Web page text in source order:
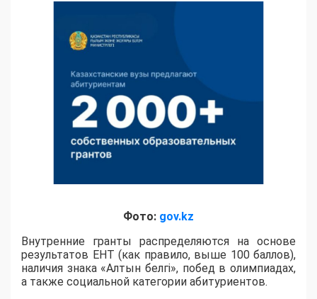
Фото: gov.kz
Внутренние гранты распределяются на основе
результатов ЕНТ (как правило, выше 100 баллов),
наличия знака «Алтын белгі», побед в олимпиадах,
а также социальной категории абитуриентов.